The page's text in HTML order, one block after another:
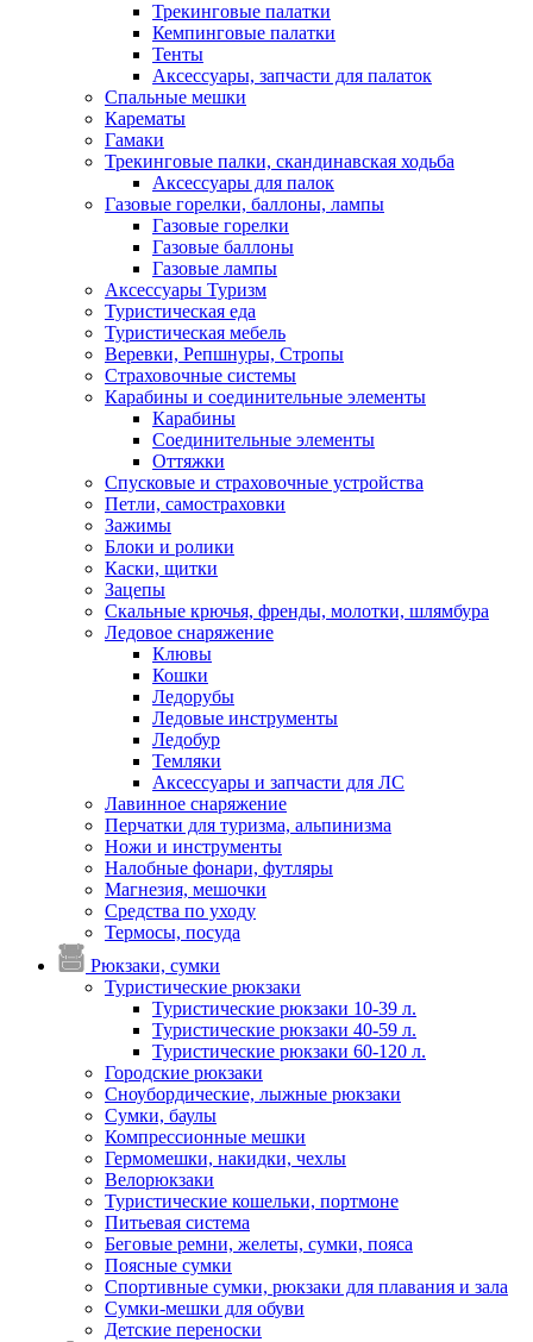
Трекинговые палатки
Кемпинговые палатки
Тенты
Аксессуары, запчасти для палаток
Спальные мешки
Карематы
Гамаки
Трекинговые палки, скандинавская ходьба
Аксессуары для палок
Газовые горелки, баллоны, лампы
Газовые горелки
Газовые баллоны
Газовые лампы
Аксессуары Туризм
Туристическая еда
Туристическая мебель
Веревки, Репшнуры, Стропы
Страховочные системы
Карабины и соединительные элементы
Карабины
Соединительные элементы
Оттяжки
Спусковые и страховочные устройства
Петли, самостраховки
Зажимы
Блоки и ролики
Каски, щитки
Зацепы
Скальные крючья, френды, молотки, шлямбура
Ледовое снаряжение
Клювы
Кошки
Ледорубы
Ледовые инструменты
Ледобур
Темляки
Аксессуары и запчасти для ЛС
Лавинное снаряжение
Перчатки для туризма, альпинизма
Ножи и инструменты
Налобные фонари, футляры
Магнезия, мешочки
Средства по уходу
Термосы, посуда
Рюкзаки, сумки
Туристические рюкзаки
Туристические рюкзаки 10-39 л.
Туристические рюкзаки 40-59 л.
Туристические рюкзаки 60-120 л.
Городские рюкзаки
Сноубордические, лыжные рюкзаки
Сумки, баулы
Компрессионные мешки
Гермомешки, накидки, чехлы
Велорюкзаки
Туристические кошельки, портмоне
Питьевая система
Беговые ремни, желеты, сумки, пояса
Поясные сумки
Спортивные сумки, рюкзаки для плавания и зала
Сумки-мешки для обуви
Детские переноски